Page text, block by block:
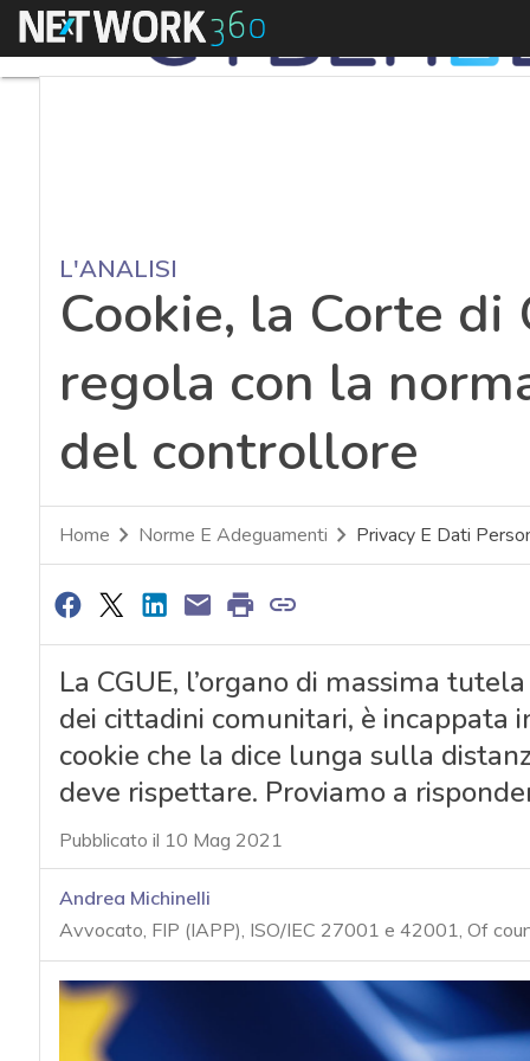
Menu
L'ANALISI
Cookie, la Corte
regola con la
del controllore
Home Norme E Adeguamenti Privacy E Dati
La CGUE, l’organo di massima
dei cittadini comunitari, è incappata
cookie che la dice lunga sulla
deve rispettare. Proviamo a
Pubblicato il 10 Mag 2021
Andrea Michinelli
Avvocato, FIP (IAPP), ISO/IEC 27001 e 42001, Of